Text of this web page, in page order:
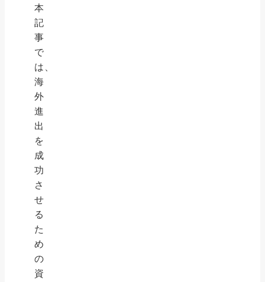
本
記
事
で
は、
海
外
進
出
を
成
功
さ
せ
る
た
め
の
資